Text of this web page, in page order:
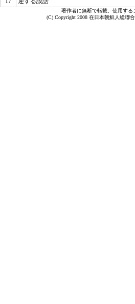
著作者に無断で転載、使用する
(C) Copyright 2008 在日本朝鮮人総聯